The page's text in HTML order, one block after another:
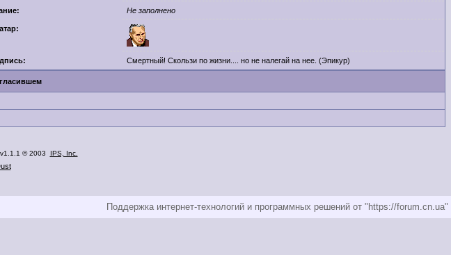
Не заполнено
Смертный! Скользи по жизни.... но не налегай на нее. (Эпикур)
v1.1.1 © 2003 IPS, Inc.
Поддержка интернет-технологий и программных решений от "https://forum.cn.ua"